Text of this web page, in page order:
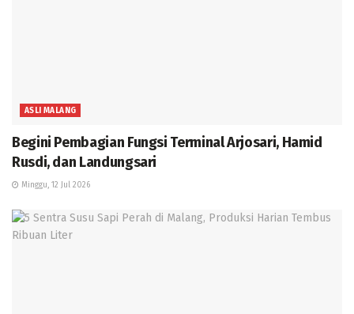
ASLI MALANG
Begini Pembagian Fungsi Terminal Arjosari, Hamid
Rusdi, dan Landungsari
Minggu, 12 Jul 2026